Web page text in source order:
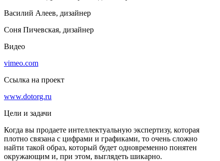
Василий Алеев, дизайнер
Соня Пичевская, дизайнер
Видео
vimeo.com
Ссылка на проект
www.dotorg.ru
Цели и задачи
Когда вы продаете интеллектуальную экспертизу, которая
плотно связана с цифрами и графиками, то очень сложно
найти такой образ, который будет одновременно понятен
окружающим и, при этом, выглядеть шикарно.